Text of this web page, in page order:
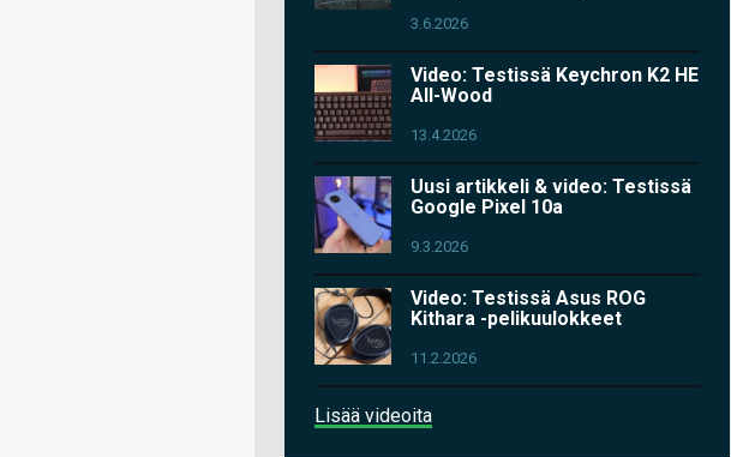
3.6.2026
Video: Testissä Keychron K2 HE
All-Wood
13.4.2026
Uusi artikkeli & video: Testissä
Google Pixel 10a
9.3.2026
Video: Testissä Asus ROG
Kithara -pelikuulokkeet
11.2.2026
Lisää videoita